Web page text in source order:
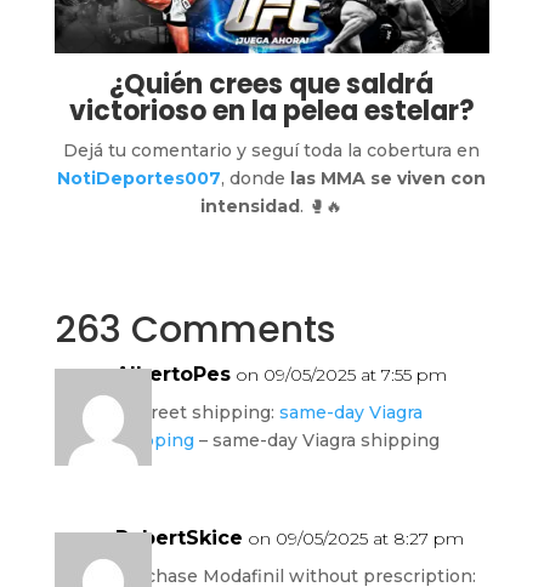
¿Quién crees que saldrá
victorioso en la pelea estelar?
Dejá tu comentario y seguí toda la cobertura en
NotiDeportes007, donde las MMA se viven con
intensidad. 🥊🔥
263 Comments
AlbertoPes on 09/05/2025 at 7:55 pm
discreet shipping: same-day Viagra
shipping – same-day Viagra shipping
RobertSkice on 09/05/2025 at 8:27 pm
purchase Modafinil without prescription: